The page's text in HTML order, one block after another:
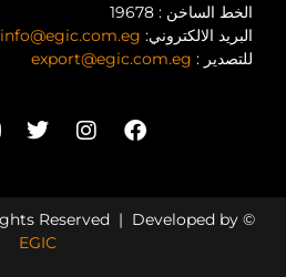
الخط الساخن : 19678
البريد الالكتروني: info@egic.com.eg
للتصدير : export@egic.com.eg
© Copyright EGIC – All Rights Reserved | Developed by
EGIC